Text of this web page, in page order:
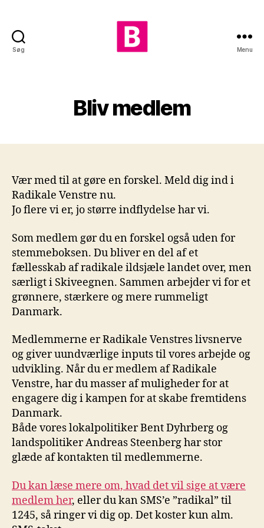
Søg Menu
Bliv medlem
Vær med til at gøre en forskel. Meld dig ind i
Radikale Venstre nu.
Jo flere vi er, jo større indflydelse har vi.
Som medlem gør du en forskel også uden for
stemmeboksen. Du bliver en del af et
fællesskab af radikale ildsjæle landet over, men
særligt i Skiveegnen. Sammen arbejder vi for et
grønnere, stærkere og mere rummeligt
Danmark.
Medlemmerne er Radikale Venstres livsnerve
og giver uundværlige inputs til vores arbejde og
udvikling. Når du er medlem af Radikale
Venstre, har du masser af muligheder for at
engagere dig i kampen for at skabe fremtidens
Danmark.
Både vores lokalpolitiker Bent Dyhrberg og
landspolitiker Andreas Steenberg har stor
glæde af kontakten til medlemmerne.
Du kan læse mere om, hvad det vil sige at være
medlem her, eller du kan SMS’e ”radikal” til
1245, så ringer vi dig op. Det koster kun alm.